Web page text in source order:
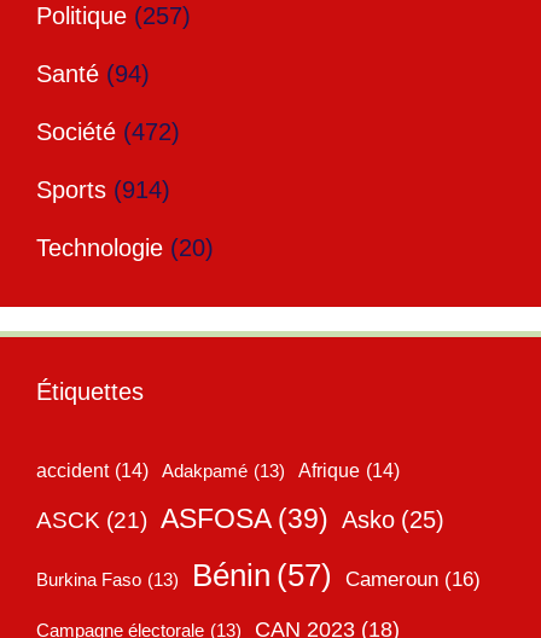
Politique (257)
Santé (94)
Société (472)
Sports (914)
Technologie (20)
Étiquettes
accident (14) Adakpamé (13) Afrique (14)
ASCK (21) ASFOSA (39) Asko (25)
Burkina Faso (13) Bénin (57) Cameroun (16)
Campagne électorale (13) CAN 2023 (18)